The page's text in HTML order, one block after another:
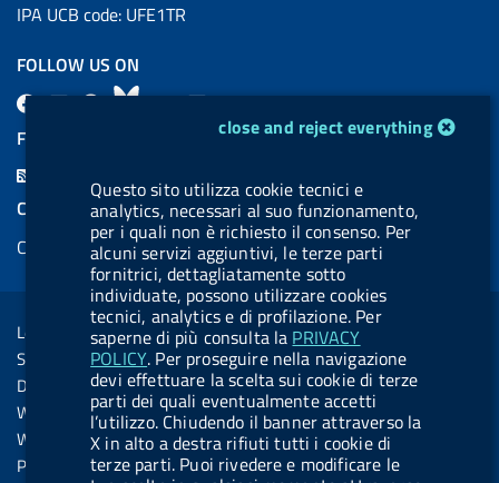
cookie management moduleclose and reject everything
Questo sito utilizza cookie tecnici e
analytics, necessari al suo funzionamento,
per i quali non è richiesto il consenso. Per
alcuni servizi aggiuntivi, le terze parti
fornitrici, dettagliatamente sotto
individuate, possono utilizzare cookies
tecnici, analytics e di profilazione. Per
saperne di più consulta la PRIVACY
POLICY. Per proseguire nella navigazione
devi effettuare la scelta sui cookie di terze
parti dei quali eventualmente accetti
l’utilizzo. Chiudendo il banner attraverso la
X in alto a destra rifiuti tutti i cookie di
terze parti. Puoi rivedere e modificare le
IPA UCB code: UFE1TR
FOLLOW US ON
F
L
l
e
l
.
b
u
t
t
o
n
.
B
e
s
k
y
Y
t
u
b
e
L
k
e
d
i
n
FEED RSS
COOKIES
Cookie management
Sezione Link Utili
Legal notice
Social Media Policy
Dichiarazione di accessibilità
Web accessibility
Website statistics
Privacy